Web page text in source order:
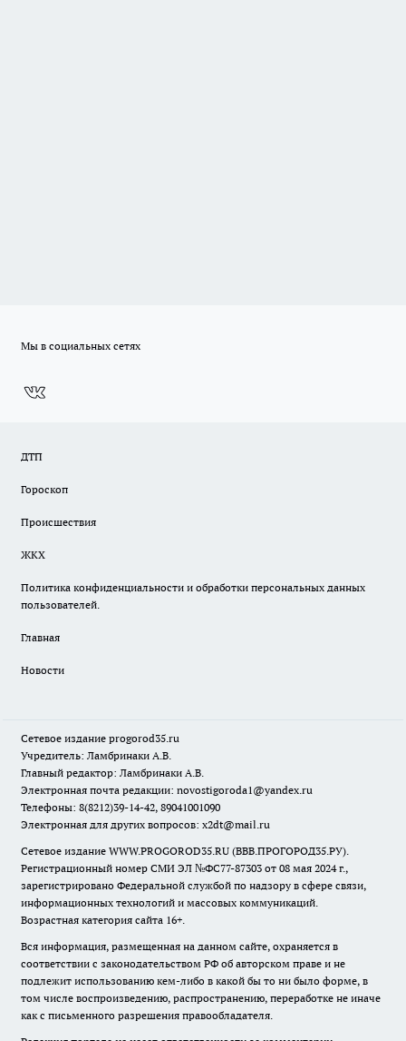
Мы в социальных сетях
ДТП
Гороскоп
Происшествия
ЖКХ
Политика конфиденциальности и обработки персональных данных
пользователей.
Главная
Новости
Сетевое издание progorod35.ru
Учредитель: Ламбринаки А.В.
Главный редактор: Ламбринаки А.В.
Электронная почта редакции: novostigoroda1@yandex.ru
Телефоны: 8(8212)39-14-42, 89041001090
Электронная для других вопросов: x2dt@mail.ru
Сетевое издание WWW.PROGOROD35.RU (ВВВ.ПРОГОРОД35.РУ).
Регистрационный номер СМИ ЭЛ №ФС77-87303 от 08 мая 2024 г.,
зарегистрировано Федеральной службой по надзору в сфере связи,
информационных технологий и массовых коммуникаций.
Возрастная категория сайта 16+.
Вся информация, размещенная на данном сайте, охраняется в
соответствии с законодательством РФ об авторском праве и не
подлежит использованию кем-либо в какой бы то ни было форме, в
том числе воспроизведению, распространению, переработке не иначе
как с письменного разрешения правообладателя.